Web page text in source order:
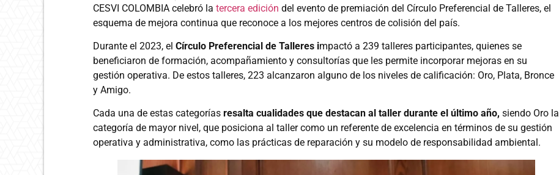
CESVI COLOMBIA celebró la tercera edición del evento de premiación del Círculo Preferencial de Talleres, el
esquema de mejora continua que reconoce a los mejores centros de colisión del país.
Durante el 2023, el Círculo Preferencial de Talleres impactó a 239 talleres participantes, quienes se
beneficiaron de formación, acompañamiento y consultorías que les permite incorporar mejoras en su
gestión operativa. De estos talleres, 223 alcanzaron alguno de los niveles de calificación: Oro, Plata, Bronce
y Amigo.
Cada una de estas categorías resalta cualidades que destacan al taller durante el último año, siendo Oro la
categoría de mayor nivel, que posiciona al taller como un referente de excelencia en términos de su gestión
operativa y administrativa, como las prácticas de reparación y su modelo de responsabilidad ambiental.